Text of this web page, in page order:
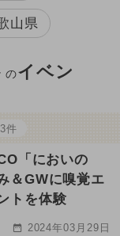
山県
のイベン
件
「においの
GWに嗅覚エ
トを体験
2024年03月29日